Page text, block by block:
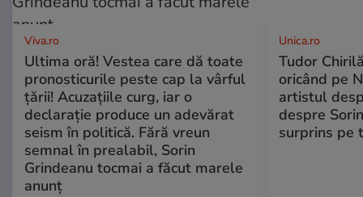
Viva.ro
Ultima oră! Vestea care dă toate
pronosticurile peste cap la vârful
țării! Acuzațiile curg, iar o
declarație produce un adevărat
seism în politică. Fără vreun
semnal în prealabil, Sorin
Grindeanu tocmai a făcut marele
anunț
Unica.ro
Tudor
oricând pe
artistul
despre
surprins pe